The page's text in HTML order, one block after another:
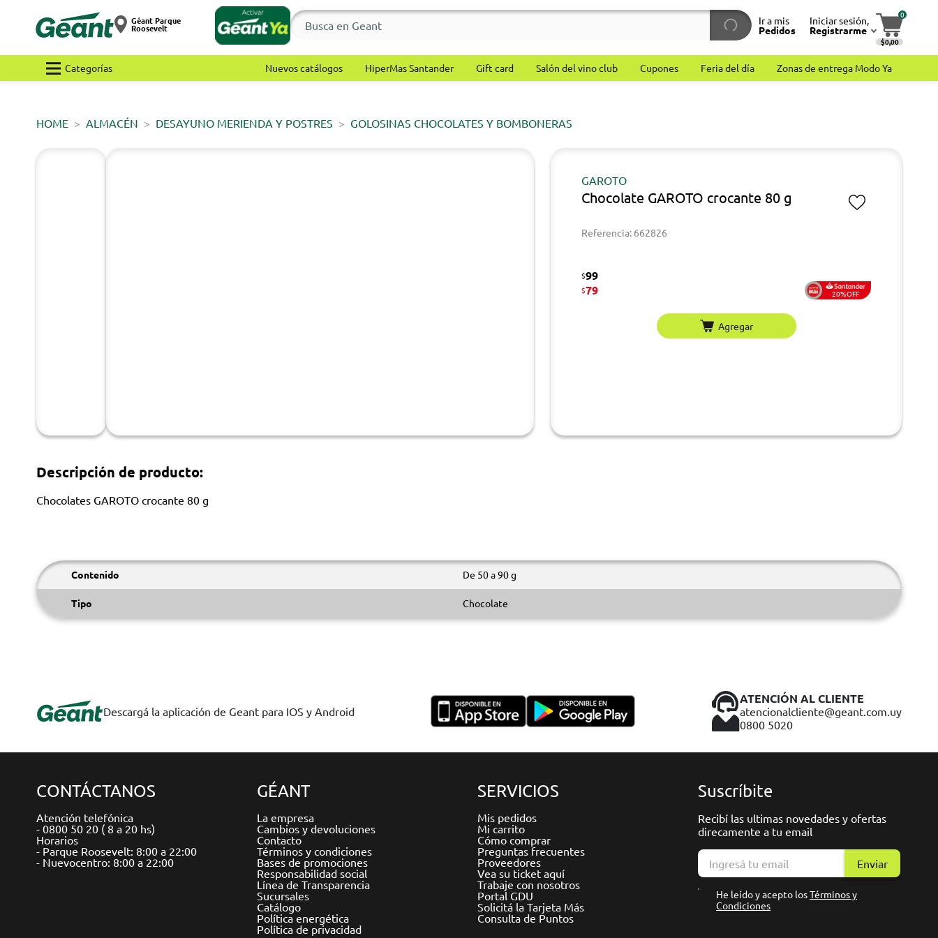
Géant Parque
Roosevelt
Ir a mis
Pedidos
Iniciar sesión,
Registrarme
0
$0,00
Categorías Nuevos catálogos HiperMas Santander Gift card Salón del vino club Cupones Feria del día Zonas de entrega Modo Ya
HOME ALMACÉN DESAYUNO MERIENDA Y POSTRES GOLOSINAS CHOCOLATES Y BOMBONERAS
GAROTO
Chocolate GAROTO crocante 80 g
Referencia: 662826
$99
$79 20%OFF
Agregar
Descripción de producto:
Chocolates GAROTO crocante 80 g
Contenido De 50 a 90 g
Tipo Chocolate
Descargá la aplicación de Geant para IOS y Android
ATENCIÓN AL CLIENTE
atencionalcliente@geant.com.uy
0800 5020
CONTÁCTANOS
Atención telefónica
- 0800 50 20 ( 8 a 20 hs)
Horarios
- Parque Roosevelt: 8:00 a 22:00
- Nuevocentro: 8:00 a 22:00
GÉANT
La empresa
Cambios y devoluciones
Contacto
Términos y condiciones
Bases de promociones
Responsabilidad social
Línea de Transparencia
Sucursales
Catálogo
Política energética
Política de privacidad
SERVICIOS
Mis pedidos
Mi carrito
Cómo comprar
Preguntas frecuentes
Proveedores
Vea su ticket aquí
Trabaje con nosotros
Portal GDU
Solicitá la Tarjeta Más
Consulta de Puntos
Suscríbite
Recibí las ultimas novedades y ofertas
direcamente a tu email
Enviar
He leído y acepto losTérminos y
Condiciones